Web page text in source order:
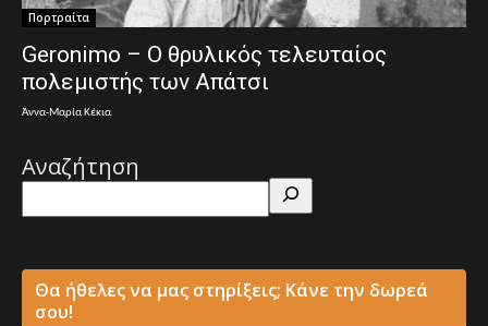
Πορτραίτα
Geronimo – Ο θρυλικός τελευταίος
πολεμιστής των Απάτσι
Άννα-Μαρία Κέκια
Αναζήτηση
Θα ήθελες να μας στηρίξεις; Κάνε την δωρεά
σου!